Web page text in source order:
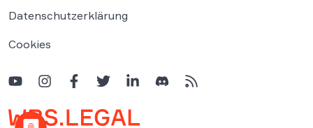
Datenschutzerklärung
Cookies